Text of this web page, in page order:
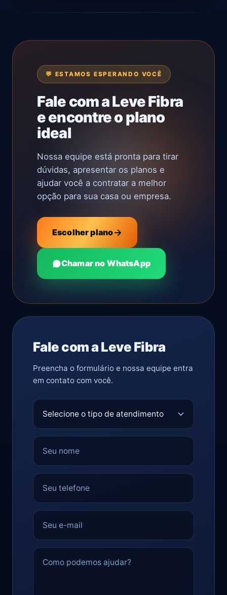
💬 ESTAMOS ESPERANDO VOCÊ
Fale com a Leve Fibra
e encontre o plano
ideal
Nossa equipe está pronta para tirar
dúvidas, apresentar os planos e
ajudar você a contratar a melhor
opção para sua casa ou empresa.
Escolher plano
Chamar no WhatsApp
Fale com a Leve Fibra
Preencha o formulário e nossa equipe entra
em contato com você.